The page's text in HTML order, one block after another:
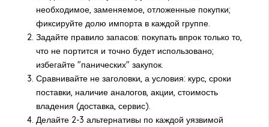
необходимое, заменяемое, отложенные покупки;
фиксируйте долю импорта в каждой группе.
Задайте правило запасов: покупать впрок только то,
что не портится и точно будет использовано;
избегайте "панических" закупок.
Сравнивайте не заголовки, а условия: курс, сроки
поставки, наличие аналогов, акции, стоимость
владения (доставка, сервис).
Делайте 2-3 альтернативы по каждой уязвимой